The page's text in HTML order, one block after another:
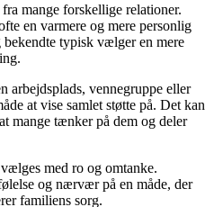
mange forskellige relationer.
en varmere og mere personlig
bekendte typisk vælger en mere
arbejdsplads, vennegruppe eller
at vise samlet støtte på. Det kan
mange tænker på dem og deler
med ro og omtanke.
og nærvær på en måde, der
familiens sorg.